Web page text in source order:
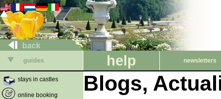
back
guides help newsletters
stays in castles
online booking Blogs,